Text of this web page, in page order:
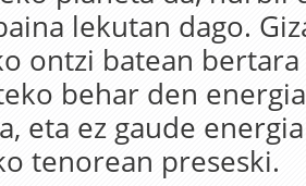
lekutan dago.
ontzi batean
behar den
eta ez gaude
tenorean preseski.